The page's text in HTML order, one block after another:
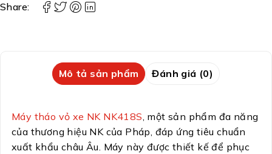
Share:
Mô tả sản phẩm Đánh giá (0)
Máy tháo vỏ xe NK NK418S, một sản phẩm đa năng
của thương hiệu NK của Pháp, đáp ứng tiêu chuẩn
xuất khẩu châu Âu. Máy này được thiết kế để phục